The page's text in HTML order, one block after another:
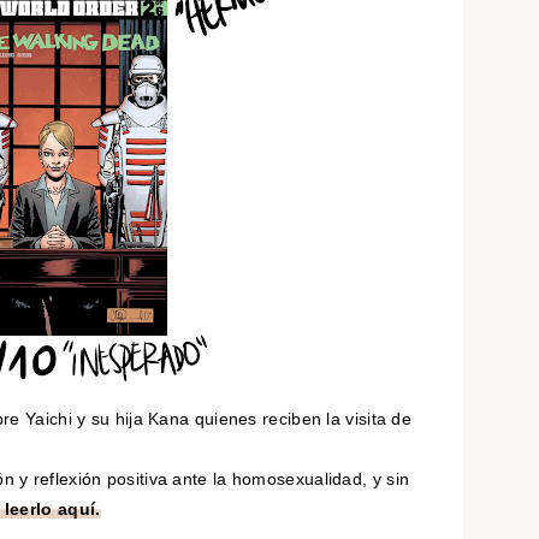
Yaichi y su hija Kana quienes reciben la visita de
y reflexión positiva ante la homosexualidad, y sin
leerlo aquí.